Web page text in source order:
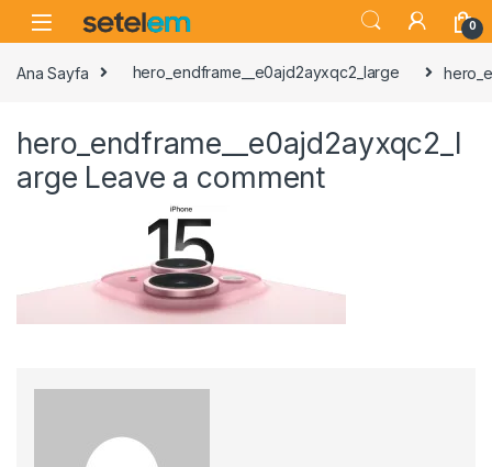
Skip to navigation
Skip to content
0
Ana Sayfa hero_endframe__e0ajd2ayxqc2_large
hero_endframe__e0ajd2ayxqc2_l
arge Leave a comment